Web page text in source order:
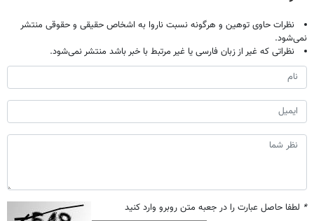
نظرات حاوی توهین و هرگونه نسبت ناروا به اشخاص حقیقی و حقوقی منتشر
نمی‌شود.
نظراتی که غیر از زبان فارسی یا غیر مرتبط با خبر باشد منتشر نمی‌شود.
* لطفا حاصل عبارت را در جعبه متن روبرو وارد کنید